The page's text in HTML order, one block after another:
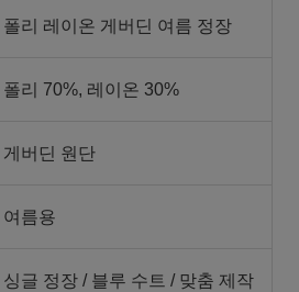
폴리 레이온 게버딘 여름 정장
폴리 70%, 레이온 30%
게버딘 원단
여름용
싱글 정장 / 블루 수트 / 맞춤 제작